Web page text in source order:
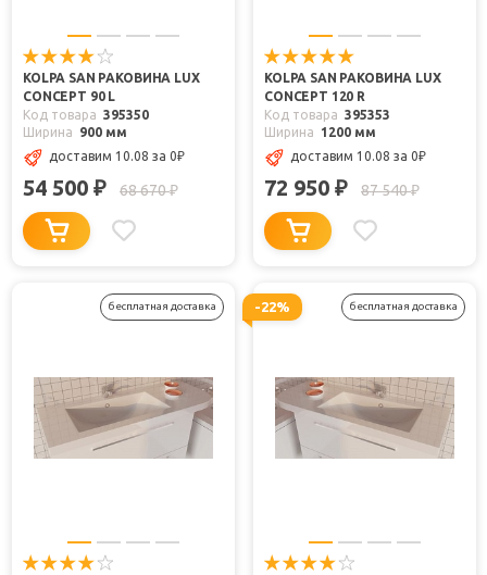
KOLPA SAN РАКОВИНА LUX
CONCEPT 90 L
Код товара 395350
Ширина
900 мм
доставим 10.08 за 0₽
54 500 ₽ 68 670₽
KOLPA SAN РАКОВИНА LUX
CONCEPT 120 R
Код товара 395353
Ширина
1200 мм
доставим 10.08 за 0₽
72 950 ₽ 87 540₽
бесплатная доставка -22% бесплатная доставка